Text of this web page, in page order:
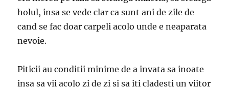
holul, insa se vede clar ca sunt ani de zile de
cand se fac doar carpeli acolo unde e neaparata
nevoie.
Piticii au conditii minime de a invata sa inoate
insa sa vii acolo zi de zi si sa iti cladesti un viitor